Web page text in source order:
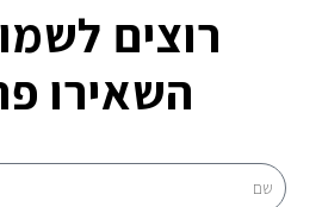
רוצים
השאירו